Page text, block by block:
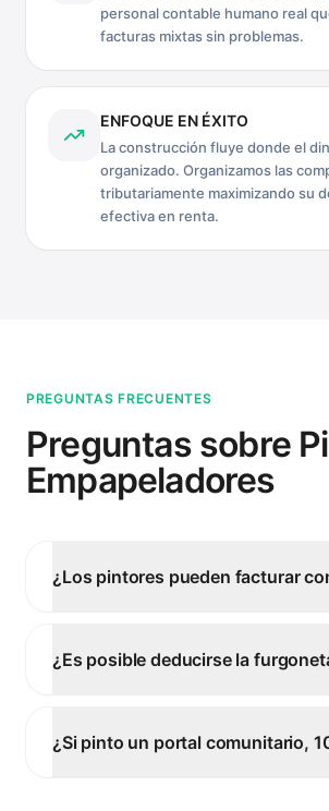
personal contable humano real
facturas mixtas sin problemas.
ENFOQUE EN ÉXITO
La construcción fluye donde el
organizado. Organizamos las
tributariamente maximizando su
efectiva en renta.
PREGUNTAS FRECUENTES
Preguntas sobre
Empapeladores
¿Los pintores pueden facturar
¿Es posible deducirse la
¿Si pinto un portal comunitario,